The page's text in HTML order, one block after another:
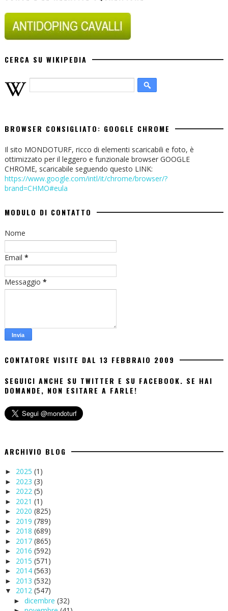
CERCA SU WIKIPEDIA
BROWSER CONSIGLIATO: GOOGLE CHROME
Il sito MONDOTURF, ricco di elementi scaricabili e foto, è
ottimizzato per il leggero e funzionale browser GOOGLE
CHROME, scaricabile seguendo questo LINK:
https://www.google.com/intl/it/chrome/browser/?
brand=CHMO#eula
MODULO DI CONTATTO
Nome
Email *
Messaggio *
CONTATORE VISITE DAL 13 FEBBRAIO 2009
SEGUICI ANCHE SU TWITTER E SU FACEBOOK. SE HAI
DOMANDE, NON ESITARE A FARLE!
ARCHIVIO BLOG
► 2025 (1)
► 2023 (3)
► 2022 (5)
► 2021 (1)
► 2020 (825)
► 2019 (789)
► 2018 (689)
► 2017 (865)
► 2016 (592)
► 2015 (571)
► 2014 (563)
► 2013 (532)
▼ 2012 (547)
► dicembre (32)